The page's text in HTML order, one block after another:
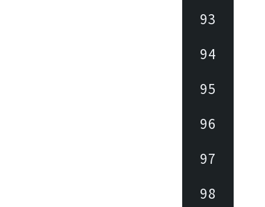
93
94
95
96
97
98